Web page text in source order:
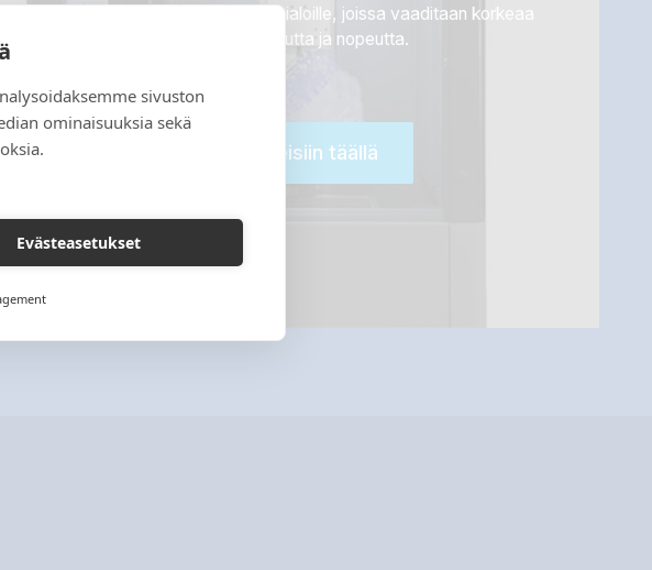
sivuston
ominaisuuksia sekä
Evästeasetukset
soveltuvat erityisesti yrityksille ja toimialoille, joissa vaaditaan korkeaa
tarkkuutta, luotettavuutta ja nopeutta.
Tutustu tuotteisiin täällä